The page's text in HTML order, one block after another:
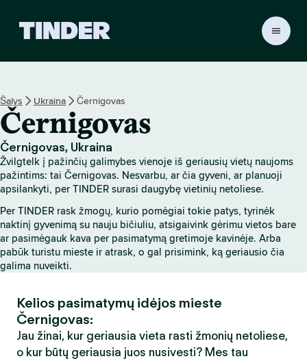
R
a
r
i
n
n
i
s
Šalys Ukraina Černigovas
Černigovas
Černigovas, Ukraina
Žvilgtelk į pažinčių galimybes vienoje iš geriausių vietų naujoms
pažintims: tai Černigovas. Nesvarbu, ar čia gyveni, ar planuoji
apsilankyti, per TINDER surasi daugybę vietinių netoliese.
Per TINDER rask žmogų, kurio pomėgiai tokie patys, tyrinėk
naktinį gyvenimą su nauju bičiuliu, atsigaivink gėrimu vietos bare
ar pasimėgauk kava per pasimatymą gretimoje kavinėje. Arba
pabūk turistu mieste ir atrask, o gal prisimink, ką geriausio čia
galima nuveikti.
Kelios pasimatymų idėjos mieste
Černigovas:
Jau žinai, kur geriausia vieta rasti žmonių netoliese,
o kur būtų geriausia juos nusivesti? Mes tau